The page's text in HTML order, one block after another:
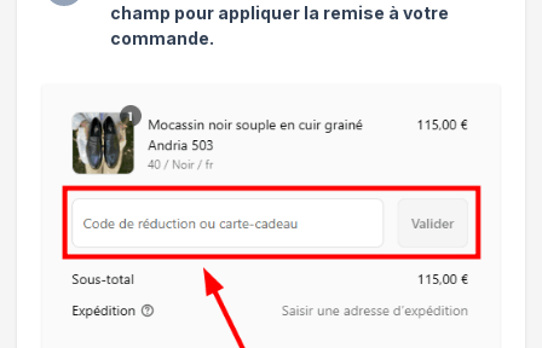
champ pour appliquer la remise à votre
commande.